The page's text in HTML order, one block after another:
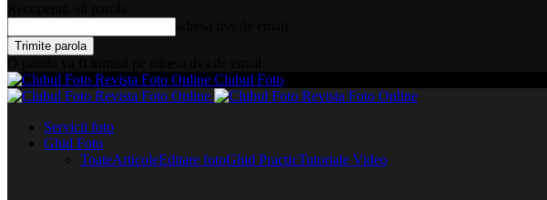
Clubul Foto
Servicii foto
Ghid Foto
ToateArticoleEditare fotoGhid PracticTutoriale Video